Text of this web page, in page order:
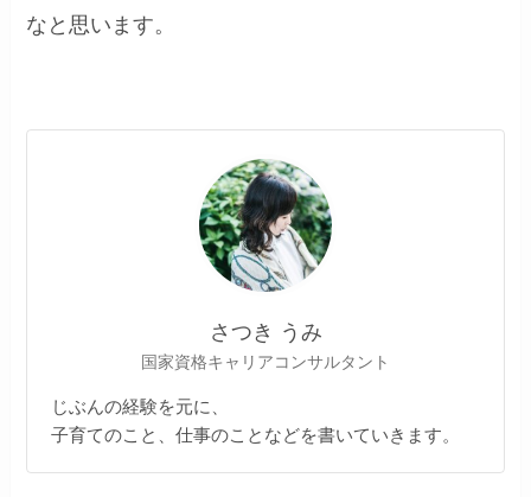
なと思います。
さつき うみ
国家資格キャリアコンサルタント
じぶんの経験を元に、
子育てのこと、仕事のことなどを書いていきます。